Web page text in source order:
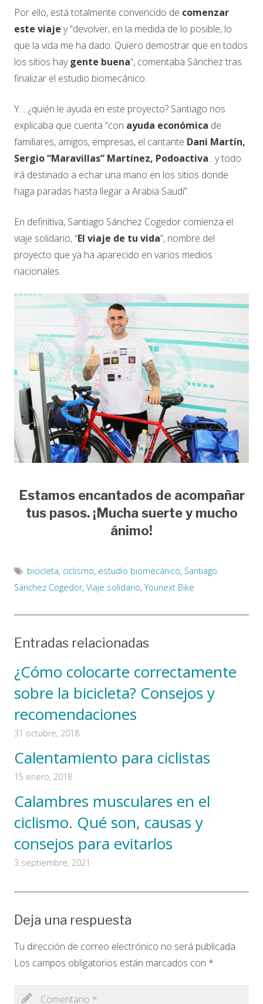
Por ello, está totalmente convencido de comenzar
este viaje y “devolver, en la medida de lo posible, lo
que la vida me ha dado. Quiero demostrar que en todos
los sitios haygente buena”, comentaba Sánchez tras
finalizar el estudio biomecánico.
Y… ¿quién le ayuda en este proyecto? Santiago nos
explicaba que cuenta “con ayuda económica de
familiares, amigos, empresas, el cantante Dani Martín,
Sergio “Maravillas” Martínez, Podoactiva…y todo
irá destinado a echar una mano en los sitios donde
haga paradas hasta llegar a Arabia Saudí”.
En definitiva, Santiago Sánchez Cogedor comienza el
viaje solidario, “El viaje de tu vida”, nombre del
proyecto que ya ha aparecido en varios medios
nacionales.
Estamos encantados de acompañar
tus pasos. ¡Mucha suerte y mucho
ánimo!
bicicleta, ciclismo, estudio biomecánico, Santiago
Sánchez Cogedor, Viaje solidario,Younext Bike
Entradas relacionadas
¿Cómo colocarte correctamente
sobre la bicicleta? Consejos y
recomendaciones
31 octubre, 2018
Calentamiento para ciclistas
15 enero, 2018
Calambres musculares en el
ciclismo. Qué son, causas y
consejos para evitarlos
3 septiembre, 2021
Deja una respuesta
Tu dirección de correo electrónico no será publicada.
Los campos obligatorios están marcados con *